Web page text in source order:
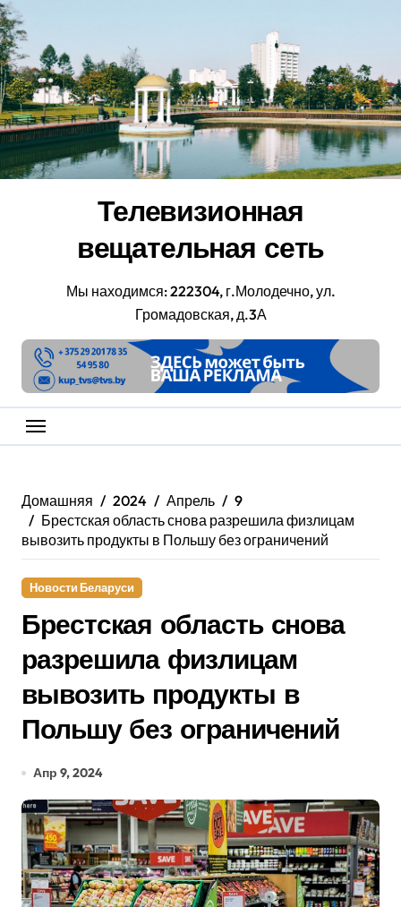
Перейти
к
содержанию
Телевизионная
вещательная сеть
Мы находимся: 222304, г.Молодечно, ул.
Громадовская, д.3А
Домашняя 2024 Апрель
9
Брестская область снова разрешила физлицам
вывозить продукты в Польшу без ограничений
Новости Беларуси
Брестская область снова
разрешила физлицам
вывозить продукты в
Польшу без ограничений
Апр 9, 2024